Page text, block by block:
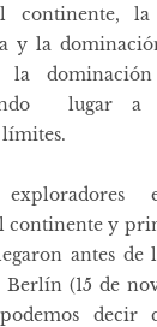
continente,
y la
la
lugar a
continente y
antes de
(15 de
decir